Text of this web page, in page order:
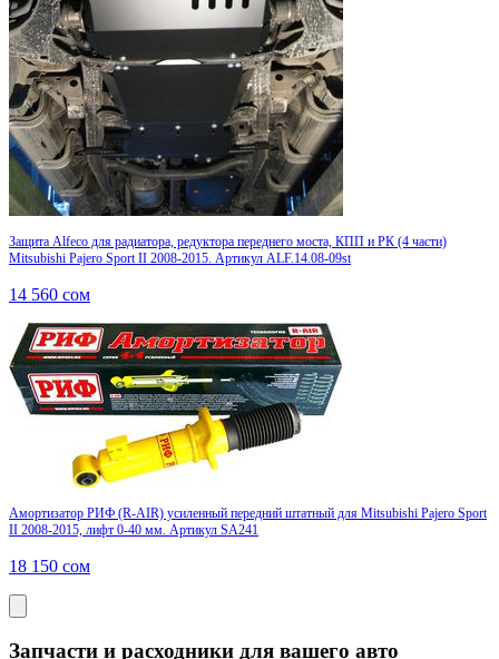
Защита Alfeco для радиатора, редуктора переднего моста, КПП и РК (4 части)
Mitsubishi Pajero Sport II 2008-2015. Артикул ALF.14.08-09st
14 560 сом
Амортизатор РИФ (R-AIR) усиленный передний штатный для Mitsubishi Pajero Sport
II 2008-2015, лифт 0-40 мм. Артикул SA241
18 150 сом
Запчасти и расходники для вашего авто